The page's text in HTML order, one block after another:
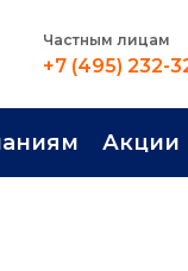
Частным лицам
+7 (495) 232-
Акции